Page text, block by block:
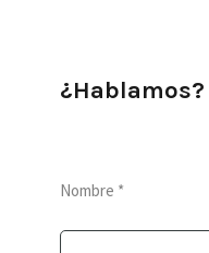
¿Hablamos?
Nombre *